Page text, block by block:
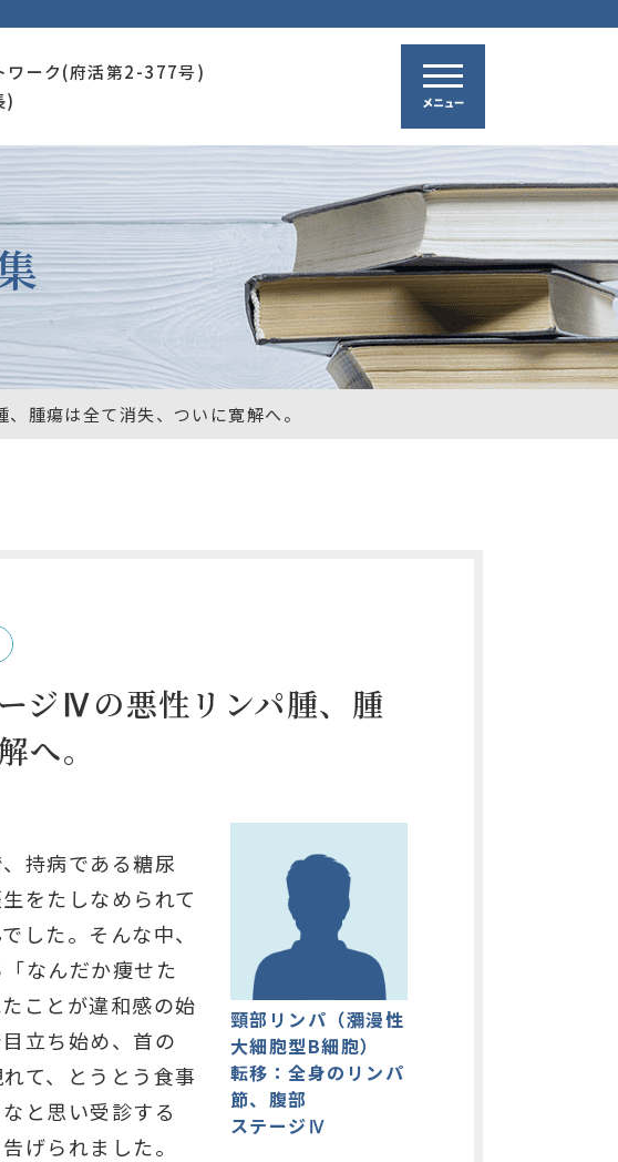
ワーク(府活第2-377号)
)
腫瘍は全て消失、ついに寛解へ。
ジⅣの悪性リンパ腫、腫
へ。
頸部リンパ（瀰漫性
大細胞型B細胞）
転移：全身のリンパ
節、腹部
ステージⅣ
持病である糖尿
をたしなめられて
した。そんな中、
なんだか痩せた
ことが違和感の始
立ち始め、首の
て、とうとう食事
と思い受診する
げられました。